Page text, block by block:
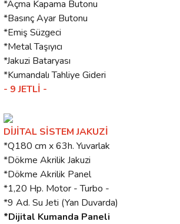
*Açma Kapama Butonu
*Basınç Ayar Butonu
*Emiş Süzgeci
*Metal Taşıyıcı
*Jakuzi Bataryası
*Kumandalı Tahliye Gideri
- 9 JETLİ -
DİJİTAL SİSTEM JAKUZİ
*Q180 cm x 63h. Yuvarlak
*Dökme Akrilik Jakuzi
*Dökme Akrilik Panel
*1,20 Hp. Motor - Turbo -
*9 Ad. Su Jeti (Yan Duvarda)
*Dijital Kumanda Paneli